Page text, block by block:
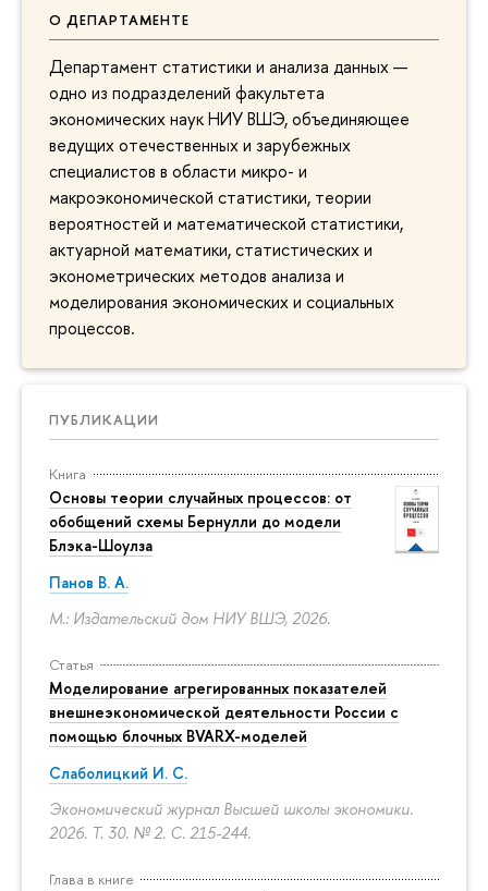
О ДЕПАРТАМЕНТЕ
Департамент статистики и анализа данных —
одно из подразделений факультета
экономических наук НИУ ВШЭ, объединяющее
ведущих отечественных и зарубежных
специалистов в области микро- и
макроэкономической статистики, теории
вероятностей и математической статистики,
актуарной математики, статистических и
эконометрических методов анализа и
моделирования экономических и социальных
процессов.
ПУБЛИКАЦИИ
Книга
Основы теории случайных процессов: от
обобщений схемы Бернулли до модели
Блэка-Шоулза
Панов В. А.
М.: Издательский дом НИУ ВШЭ, 2026.
Статья
Моделирование агрегированных показателей
внешнеэкономической деятельности России с
помощью блочных BVARX-моделей
Слаболицкий И. С.
Экономический журнал Высшей школы экономики.
2026. Т. 30. № 2. С. 215-244.
Глава в книге